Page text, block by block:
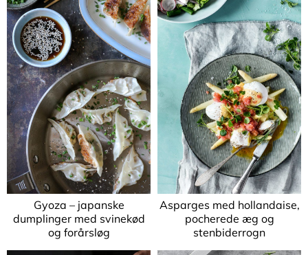
Gyoza – japanske
dumplinger med svinekød
og forårsløg
Asparges med hollandaise,
pocherede æg og
stenbiderrogn